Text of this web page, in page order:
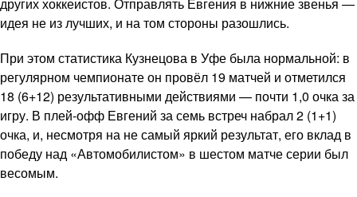
идея не из лучших, и на том стороны разошлись.
При этом статистика Кузнецова в Уфе была нормальной: в
регулярном чемпионате он провёл 19 матчей и отметился
18 (6+12) результативными действиями — почти 1,0 очка за
игру. В плей-офф Евгений за семь встреч набрал 2 (1+1)
очка, и, несмотря на не самый яркий результат, его вклад в
победу над «Автомобилистом» в шестом матче серии был
весомым.